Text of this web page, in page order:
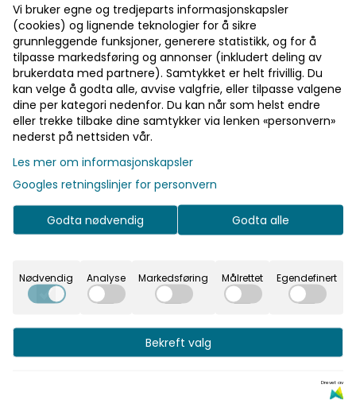
Rask levering av lagervarer
Halv pris på frakt
Informasjon
Produsent
Dokumenter
Vår visjon er å gi våre kunder en unik opplevelse og
glede ved å velge sitt bad
Vi bruker egne og tredjeparts informasjonskapsler
(cookies) og lignende teknologier for å sikre
grunnleggende funksjoner, generere statistikk, og for å
tilpasse markedsføring og annonser (inkludert deling av
brukerdata med partnere). Samtykket er helt frivillig. Du
kan velge å godta alle, avvise valgfrie, eller tilpasse valgene
dine per kategori nedenfor. Du kan når som helst endre
eller trekke tilbake dine samtykker via lenken «personvern»
nederst på nettsiden vår.
Les mer om informasjonskapsler
Googles retningslinjer for personvern
Godta nødvendig Godta alle
Nødvendig Analyse Markedsføring Målrettet Egendefinert
Bekreft valg
Drevet av